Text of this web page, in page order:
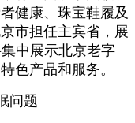
健康、珠宝鞋履及
市担任主宾省，展
中展示北京老字
色产品和服务。